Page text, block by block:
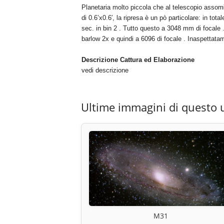
Planetaria molto piccola che al telescopio
di 0.6’x0.6′, la ripresa è un pò particolare: in
sec. in bin 2 . Tutto questo a 3048 mm di
barlow 2x e quindi a 6096 di focale .
Descrizione Cattura ed Elaborazione
vedi descrizione
Ultime immagini di questo
M31